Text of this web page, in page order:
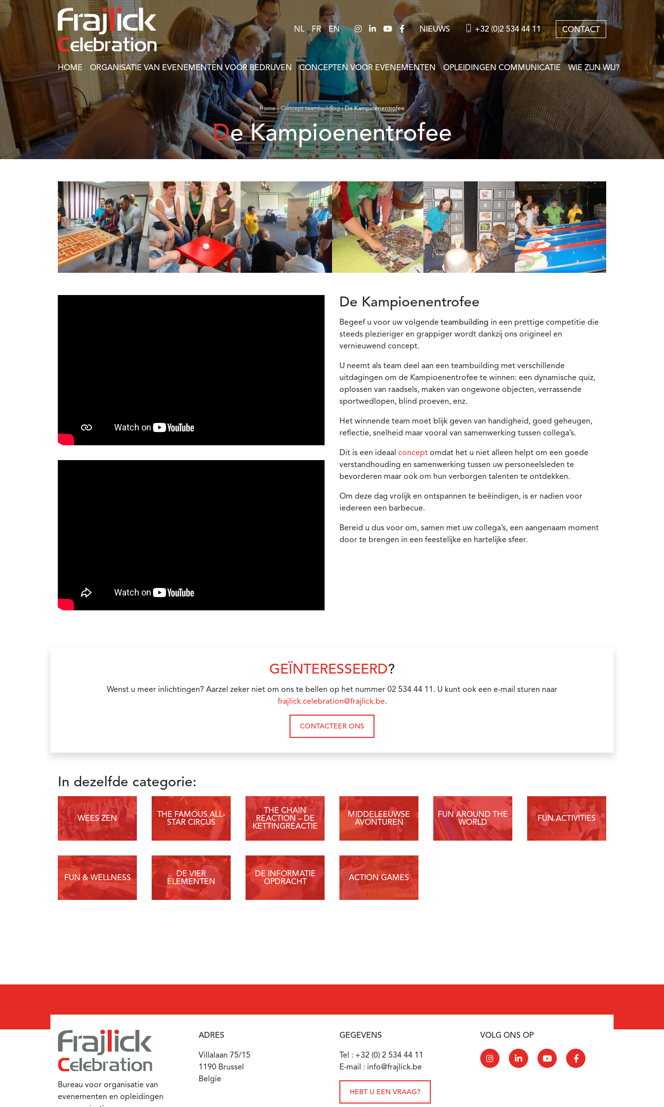
NL FR EN NIEUWS +32 (0)2 534 44 11 CONTACT
HOME ORGANISATIE VAN EVENEMENTEN VOOR BEDRIJVEN CONCEPTEN VOOR EVENEMENTEN OPLEIDINGEN COMMUNICATIE WIE ZIJN WIJ?
Home›Concept teambuilding›De Kampioenentrofee
De Kampioenentrofee
De Kampioenentrofee
Begeef u voor uw volgende teambuilding in een prettige competitie die
steeds plezieriger en grappiger wordt dankzij ons origineel en
vernieuwend concept.
U neemt als team deel aan een teambuilding met verschillende
uitdagingen om de Kampioenentrofee te winnen: een dynamische quiz,
oplossen van raadsels, maken van ongewone objecten, verrassende
sportwedlopen, blind proeven, enz.
Het winnende team moet blijk geven van handigheid, goed geheugen,
reflectie, snelheid maar vooral van samenwerking tussen collega’s.
Dit is een ideaal concept omdat het u niet alleen helpt om een goede
verstandhouding en samenwerking tussen uw personeelsleden te
bevorderen maar ook om hun verborgen talenten te ontdekken.
Om deze dag vrolijk en ontspannen te beëindigen, is er nadien voor
iedereen een barbecue.
Bereid u dus voor om, samen met uw collega’s, een aangenaam moment
door te brengen in een feestelijke en hartelijke sfeer.
GEÏNTERESSEERD?
Wenst u meer inlichtingen? Aarzel zeker niet om ons te bellen op het nummer 02 534 44 11. U kunt ook een e-mail sturen naar
frajlick.celebration@frajlick.be.
CONTACTEER ONS
In dezelfde categorie:
WEES ZEN
THE FAMOUS ALL-
STAR CIRCUS
THE CHAIN
REACTION – DE
KETTINGREACTIE
MIDDELEEUWSE
AVONTUREN
FUN AROUND THE
WORLD
FUN ACTIVITIES
FUN & WELLNESS
DE VIER
ELEMENTEN
DE INFORMATIE
OPDRACHT
ACTION GAMES
Bureau voor organisatie van
evenementen en opleidingen
ADRES
Villalaan 75/15
1190 Brussel
Belgïe
GEGEVENS
Tel : +32 (0) 2 534 44 11
E-mail : info@frajlick.be
HEBT U EEN VRAAG?
VOLG ONS OP